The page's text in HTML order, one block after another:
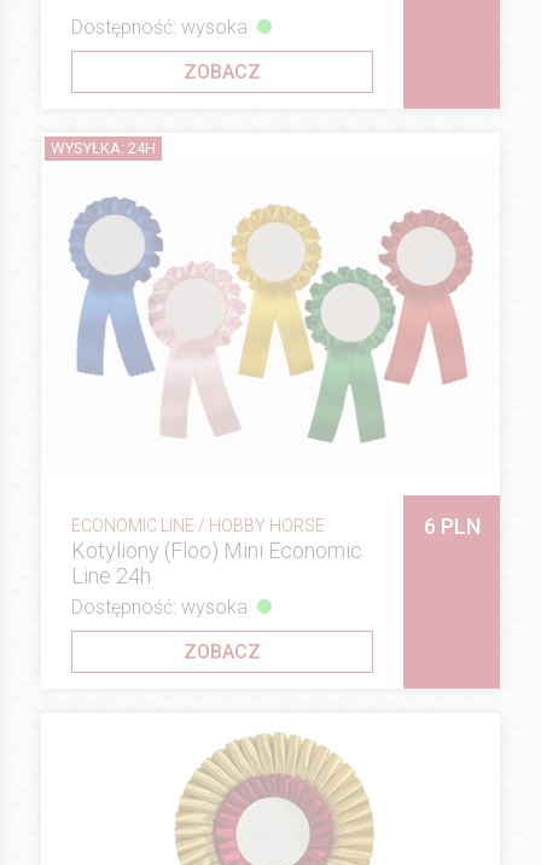
Dostępność: wysoka
ZOBACZ
ECONOMIC LINE / HOBBY HORSE
Kotyliony (Floo) Mini Economic
Line 24h
6 PLN
Dostępność: wysoka
ZOBACZ
WYSYŁKA: 24H